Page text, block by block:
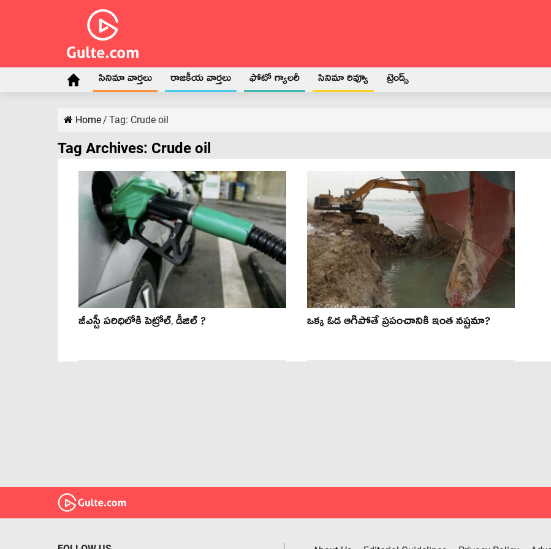
సినిమా వార్తలు రాజకీయ వార్తలు ఫోటో గ్యాలరీ సినిమా రివ్యూ ట్రెండ్స్
Home/ Tag: Crude oil
Tag Archives: Crude oil
జీఎస్టీ పరిధిలోకి పెట్రోల్, డీజిల్ ? ఒక్క ఓడ ఆగిపోతే ప్రపంచానికి ఇంత నష్టమా?